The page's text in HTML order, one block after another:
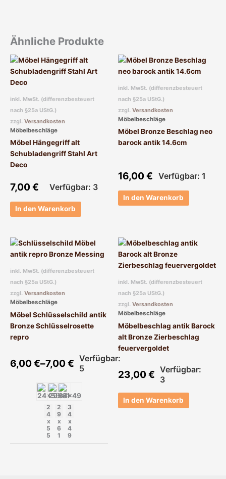
Ähnliche Produkte
inkl. MwSt. (differenzbesteuert
nach §25a UStG.)
zzgl. Versandkosten
Möbelbeschläge
Möbel Hängegriff alt
Schubladengriff Stahl Art
Deco
7,00€ Verfügbar: 3
In den Warenkorb
inkl. MwSt. (differenzbesteuert
nach §25a UStG.)
zzgl. Versandkosten
Möbelbeschläge
Möbel Bronze Beschlag neo
barock antik 14.6cm
16,00€ Verfügbar: 1
In den Warenkorb
inkl. MwSt. (differenzbesteuert
nach §25a UStG.)
zzgl. Versandkosten
Möbelbeschläge
Möbel Schlüsselschild antik
Bronze Schlüsselrosette
repro
6,00€–7,00€ Verfügbar:
5
Dieses
Produkt
Varianten
auf.
Optionen
können
auf
Produktseite
2
4
x
5
5
2
9
x
6
1
3
4
x
4
9
inkl. MwSt. (differenzbesteuert
nach §25a UStG.)
zzgl. Versandkosten
Möbelbeschläge
Möbelbeschlag antik Barock
alt Bronze Zierbeschlag
feuervergoldet
23,00€ Verfügbar:
3
In den Warenkorb